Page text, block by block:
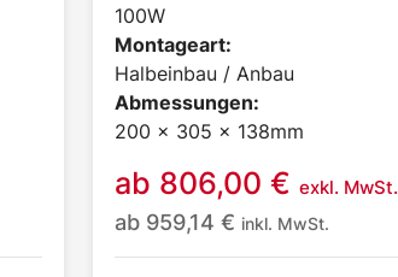
100W
Montageart:
Halbeinbau / Anbau
Abmessungen:
200 x 305 x 138mm
ab 806,00 € exkl. MwSt.
ab 959,14 € inkl. MwSt.